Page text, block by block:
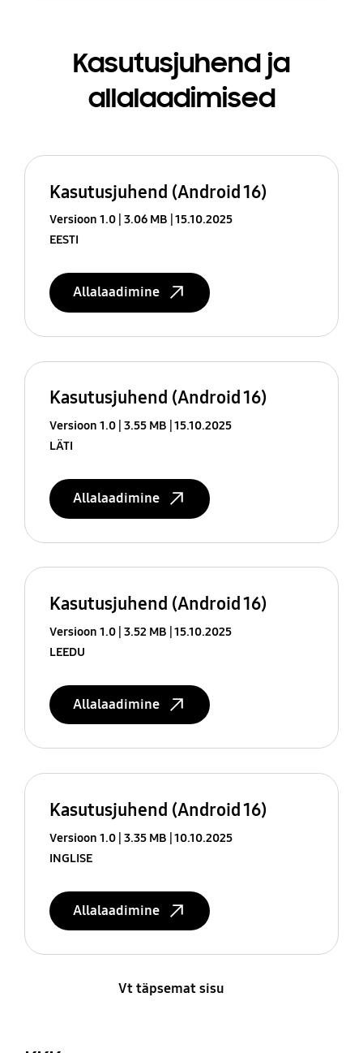
Kasutusjuhend ja
allalaadimised
Kasutusjuhend (Android 16)
Versioon 1.0 3.06 MB 15.10.2025
EESTI
Allalaadimine
Kasutusjuhend (Android 16)
Versioon 1.0 3.55 MB 15.10.2025
LÄTI
Allalaadimine
Kasutusjuhend (Android 16)
Versioon 1.0 3.52 MB 15.10.2025
LEEDU
Allalaadimine
Kasutusjuhend (Android 16)
Versioon 1.0 3.35 MB 10.10.2025
INGLISE
Allalaadimine
Vt täpsemat sisu